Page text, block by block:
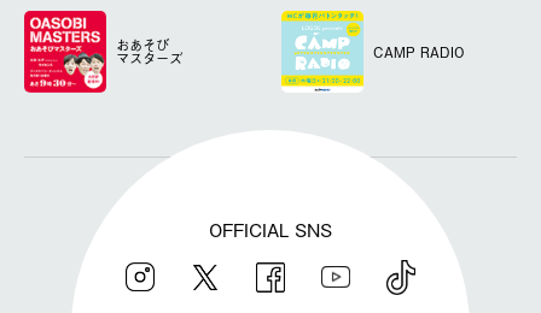
おあそび
マスターズ CAMP RADIO
OFFICIAL SNS